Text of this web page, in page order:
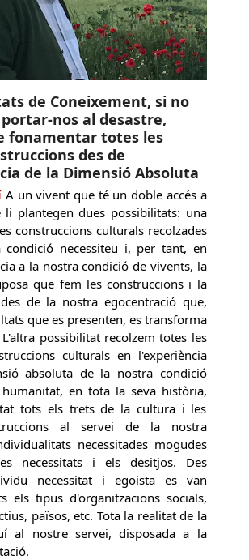
de Coneixement, si no
nos al desastre,
fonamentar totes les
des de
de la Dimensió Absoluta
A un vivent que té un doble accés a
li plantegen dues possibilitats: una
construccions culturals recolzades
condició necessiteu i, per tant, en
a la nostra condició de vivents, la
que fem les construccions i la
de la nostra egocentració que,
que es presenten, es transforma
possibilitat recolzem totes les
culturals en l'experiència
absoluta de la nostra condició
en tota la seva història,
tots els trets de la cultura i les
al servei de la nostra
necessitades mogudes
necessitats i els desitjos. Des
necessitat i egoista es van
els tipus d'organitzacions socials,
països, etc. Tota la realitat de la
al nostre servei, disposada a la